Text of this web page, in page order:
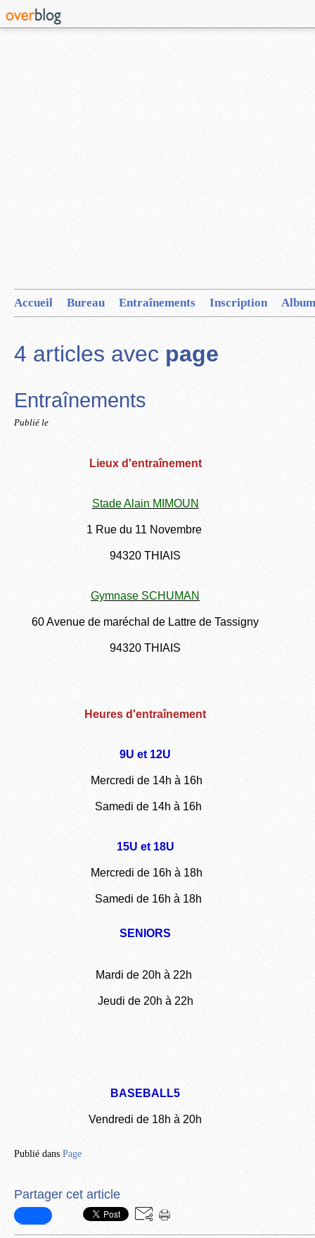
Accueil Bureau Entraînements Inscription
4 articles avec page
Entraînements
Publié le
Lieux d'entraînement
Stade Alain MIMOUN
1 Rue du 11 Novembre
94320 THIAIS
Gymnase SCHUMAN
60 Avenue de maréchal de Lattre de Tassigny
94320 THIAIS
Heures d'entraînement
9U et 12U
Mercredi de 14h à 16h
Samedi de 14h à 16h
15U et 18U
Mercredi de 16h à 18h
Samedi de 16h à 18h
SENIORS
Mardi de 20h à 22h
Jeudi de 20h à 22h
BASEBALL5
Vendredi de 18h à 20h
Publié dans Page
Partager cet article